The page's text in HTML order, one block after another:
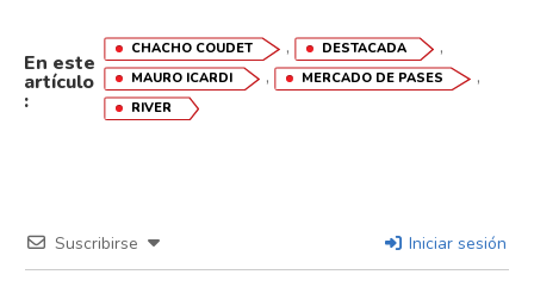
En este
artículo
:
CHACHO COUDET , DESTACADA ,
MAURO ICARDI , MERCADO DE PASES ,
RIVER
Suscribirse Iniciar sesión